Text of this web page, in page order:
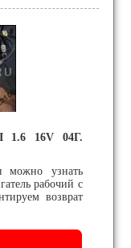
1.6 16V 04Г.
можно узнать
рабочий с
возврат